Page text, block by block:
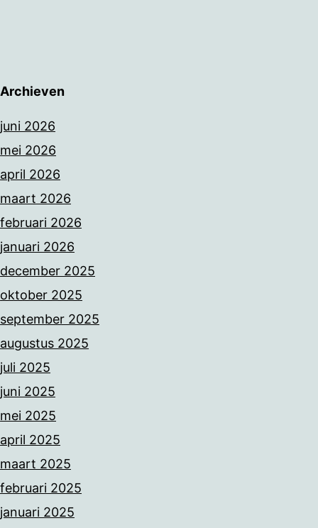
Archieven
juni 2026
mei 2026
april 2026
maart 2026
februari 2026
januari 2026
december 2025
oktober 2025
september 2025
augustus 2025
juli 2025
juni 2025
mei 2025
april 2025
maart 2025
februari 2025
januari 2025